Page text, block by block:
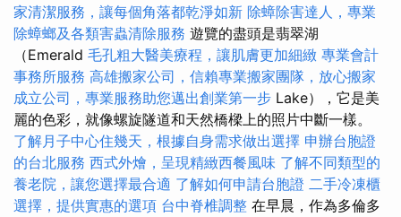
家清潔服務，讓每個角落都乾淨如新 除蟑除害達人，專業
除蟑螂及各類害蟲清除服務 遊覽的盡頭是翡翠湖
（Emerald 毛孔粗大醫美療程，讓肌膚更加細緻 專業會計
事務所服務 高雄搬家公司，信賴專業搬家團隊，放心搬家
成立公司，專業服務助您邁出創業第一步 Lake），它是美
麗的色彩，就像螺旋隧道和天然橋樑上的照片中斷一樣。
了解月子中心住幾天，根據自身需求做出選擇 申辦台胞證
的台北服務 西式外燴，呈現精緻西餐風味 了解不同類型的
養老院，讓您選擇最合適 了解如何申請台胞證 二手冷凍櫃
選擇，提供實惠的選項 台中脊椎調整 在早晨，作為多倫多